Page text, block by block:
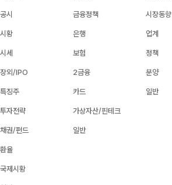
공시
시황
시세
장외/IPO
특징주
투자전략
채권/펀드
환율
국제시황
금융정책
은행
보험
2금융
카드
가상자산/핀테크
일반
시장동향
업계
정책
분양
일반